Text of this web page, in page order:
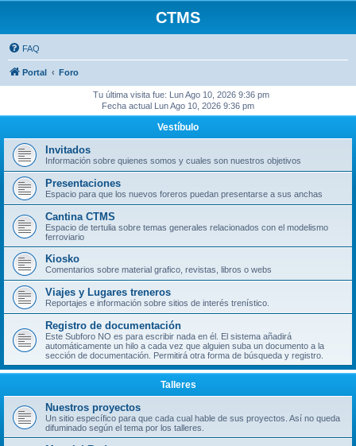
CTMS
FAQ
Portal Foro
Tu última visita fue: Lun Ago 10, 2026 9:36 pm
Fecha actual Lun Ago 10, 2026 9:36 pm
Vestíbulo
Invitados
Información sobre quienes somos y cuales son nuestros objetivos
Presentaciones
Espacio para que los nuevos foreros puedan presentarse a sus anchas
Cantina CTMS
Espacio de tertulia sobre temas generales relacionados con el modelismo
ferroviario
Kiosko
Comentarios sobre material grafico, revistas, libros o webs
Viajes y Lugares treneros
Reportajes e información sobre sitios de interés trenístico.
Registro de documentación
Este Subforo NO es para escribir nada en él. El sistema añadirá
automáticamente un hilo a cada vez que alguien suba un documento a la
sección de documentación. Permitirá otra forma de búsqueda y registro.
Talleres
Nuestros proyectos
Un sitio específico para que cada cual hable de sus proyectos. Así no queda
difuminado según el tema por los talleres.